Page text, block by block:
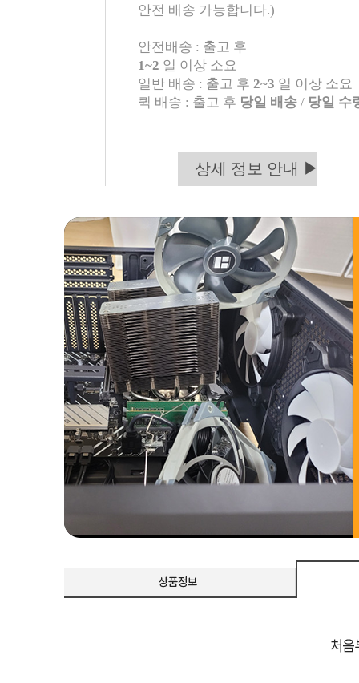
안전 배송 가능합니다.)
안전배송 : 출고 후
1~2 일 이상 소요
일반 배송 : 출고 후 2~3 일 이상 소요
퀵 배송 : 출고 후 당일 배송 / 당일 수
상세 정보 안내 ▶